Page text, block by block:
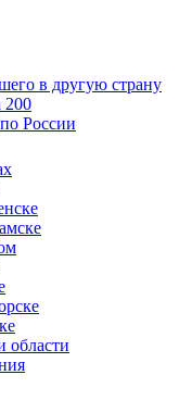
в другую страну
200
России
области